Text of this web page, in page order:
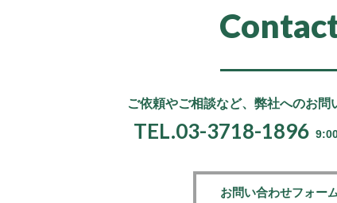
ご依頼やご相談など、 弊社へのお問
TEL.03-3718-1896
お問い合わせフォー